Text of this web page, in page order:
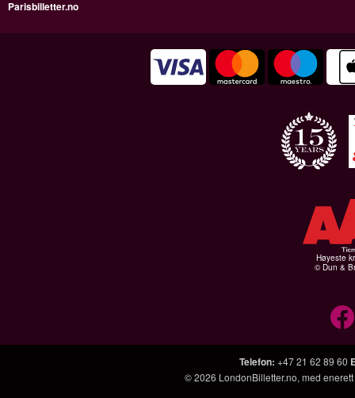
Parisbilletter.no
Høyeste
© Dun &
Telefon: +47 21 62 89 60
© 2026 LondonBilletter.no, med